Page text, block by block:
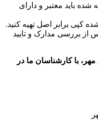
شده باید معتبر و دارای
کپی برابر اصل تهیه کنید.
از بررسی مدارک و تایید
با کارشناسان ما در